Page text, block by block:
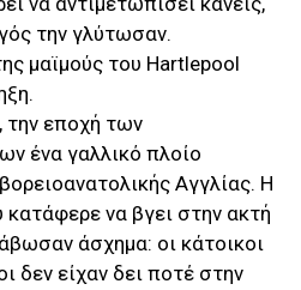
την γλύτωσαν.
μαϊμούς του Hartlepool
την εποχή των
ένα γαλλικό πλοίο
Αγγλίας. Η
κατάφερε να βγει στην ακτή
άσχημα: οι κάτοικοι
δεν είχαν δει ποτέ στην